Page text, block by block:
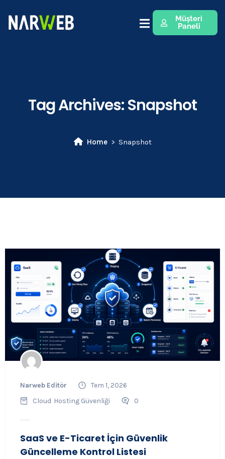
Müşteri
Paneli
Tag Archives:Snapshot
Home Snapshot
Narweb Editör
Tem 1, 2026
Cloud Hosting Güvenliği 0
SaaS ve E-Ticaret İçin Güvenlik
Güncelleme Kontrol Listesi